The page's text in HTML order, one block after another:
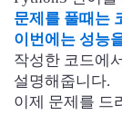
문제를 풀때는
이번에는 성능
작성한 코드에
설명해줍니다.
이제 문제를 드